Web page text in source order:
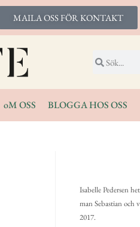
MAILA OSS FÖR KONTAKT
oM OSS BLOGGA HOS OSS
Isabelle Pedersen
man Sebastian och
2017.